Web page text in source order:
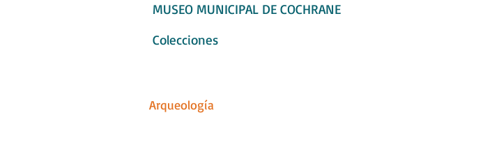
MUSEO MUNICIPAL DE COCHRANE
Colecciones
Arqueología